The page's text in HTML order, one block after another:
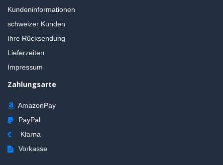
Kundeninformationen
schweizer Kunden
Ihre Rücksendung
Lieferzeiten
Impressum
Zahlungsarte
AmazonPay
PayPal
Klarna
Vorkasse